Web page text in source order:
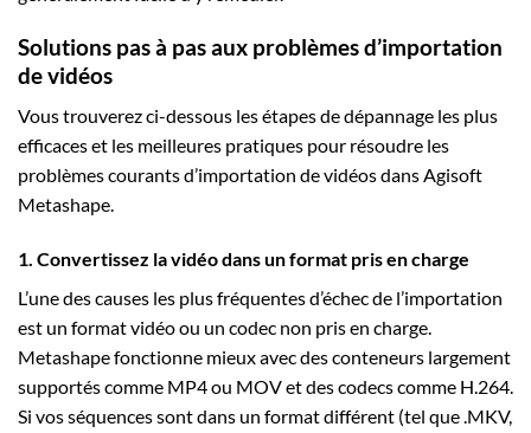
Solutions pas à pas aux problèmes d’importation
de vidéos
Vous trouverez ci-dessous les étapes de dépannage les plus
efficaces et les meilleures pratiques pour résoudre les
problèmes courants d’importation de vidéos dans Agisoft
Metashape.
1. Convertissez la vidéo dans un format pris en charge
L’une des causes les plus fréquentes d’échec de l’importation
est un format vidéo ou un codec non pris en charge.
Metashape fonctionne mieux avec des conteneurs largement
supportés comme MP4ou MOVet des codecs comme H.264.
Si vos séquences sont dans un format différent (tel que .MKV,